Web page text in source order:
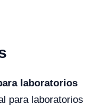
laboratorios
para laboratorios